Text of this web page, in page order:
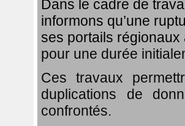
Dans le cadre de
informons qu’une
ses portails régionaux
pour une durée
Ces travaux
duplications de
confrontés.